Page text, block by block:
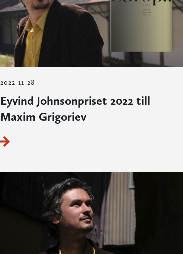
2022-11-28
Eyvind Johnsonpriset 2022 till
Maxim Grigoriev